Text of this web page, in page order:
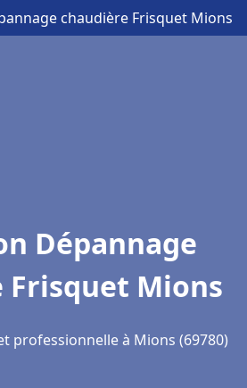
chaudière Frisquet Mions
Dépannage
Frisquet Mions
professionnelle à Mions (69780)